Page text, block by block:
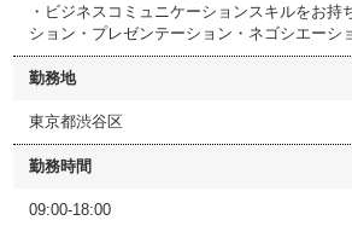
・ビジネスコミュニケーションスキルをお持
ション・プレゼンテーション・ネゴシエーシ
勤務地
東京都渋谷区
勤務時間
09:00-18:00